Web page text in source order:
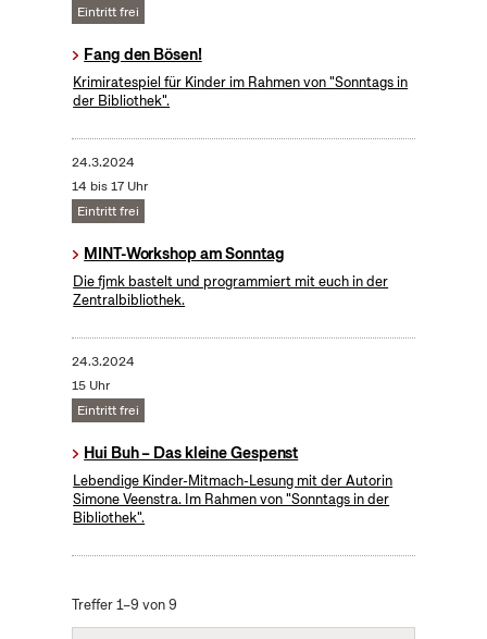
Eintritt frei
Fang den Bösen!
Krimiratespiel für Kinder im Rahmen von "Sonntags in
der Bibliothek".
24.3.2024
14 bis 17 Uhr
Eintritt frei
MINT-Workshop am Sonntag
Die fjmk bastelt und programmiert mit euch in der
Zentralbibliothek.
24.3.2024
15 Uhr
Eintritt frei
Hui Buh – Das kleine Gespenst
Lebendige Kinder-Mitmach-Lesung mit der Autorin
Simone Veenstra. Im Rahmen von "Sonntags in der
Bibliothek".
Treffer 1–9 von 9